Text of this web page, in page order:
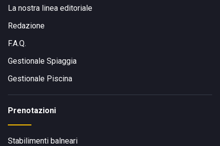
La nostra linea editoriale
Redazione
F.A.Q.
Gestionale Spiaggia
Gestionale Piscina
Prenotazioni
Stabilimenti balneari